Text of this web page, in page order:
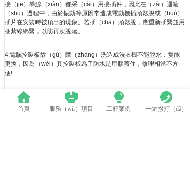
接（jiē）導線（xiàn）都采（cǎi）用接插件，因此在（zài）運輸
（shū）過程中，由於振動等原因常造成電動機插頭鬆脫或（huò）
插片在安裝時被頂出的現象。若插（chā）頭鬆脫，應重新插緊並用
捆紮線綁緊，以防再次脫落。
4.電腦控製板故（gù）障（zhàng）洗造成洗衣機不能脫水：隻能
更換，因為（wéi）其控製板為了防水是用膠蓋住，修理相當不方
便!
5.電動機熱保護器動作（zuò）造成洗衣機（jī）不能脫水：由於過
載、堵轉等原因，使電動機（jī）發熱，電動機熱保護器動作
首頁 服務（wù）項目 工程案例 一鍵撥打（dǎ）